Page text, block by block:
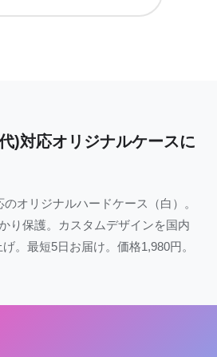
)対応オリジナルケースに
オリジナルハードケース（白）。
り保護。カスタムデザインを国内
。最短5日お届け。価格1,980円。